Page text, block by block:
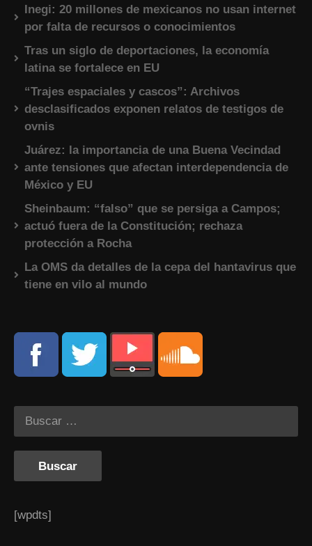
Inegi: 20 millones de mexicanos no usan internet
por falta de recursos o conocimientos
Tras un siglo de deportaciones, la economía
latina se fortalece en EU
“Trajes espaciales y cascos”: Archivos
desclasificados exponen relatos de testigos de
ovnis
Juárez: la importancia de una Buena Vecindad
ante tensiones que afectan interdependencia de
México y EU
Sheinbaum: “falso” que se persiga a Campos;
actuó fuera de la Constitución; rechaza
protección a Rocha
La OMS da detalles de la cepa del hantavirus que
tiene en vilo al mundo
[wpdts]